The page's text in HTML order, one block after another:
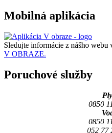
Mobilná aplikácia
Sledujte informácie z nášho webu
V OBRAZE.
Poruchové služby
0850
0850
052 77